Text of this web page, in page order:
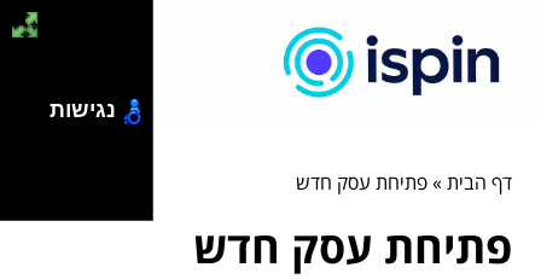
דף הבית»פתיחת עסק חדש
פתיחת עסק חדש
נגישות